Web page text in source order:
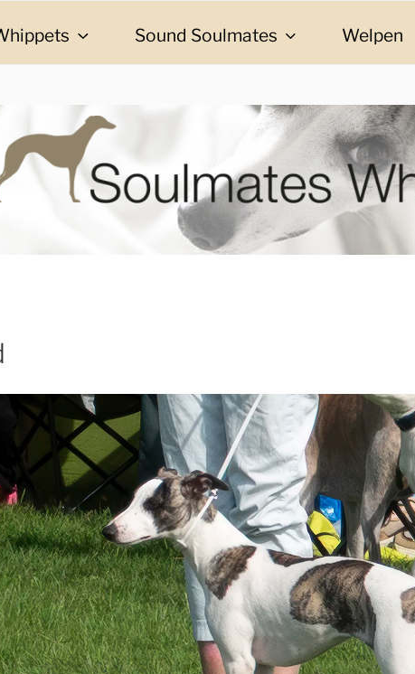
WHIPPETS
fürs Leben! Bilder, Geschichten und Informationen
Sound Soulmates Welpen